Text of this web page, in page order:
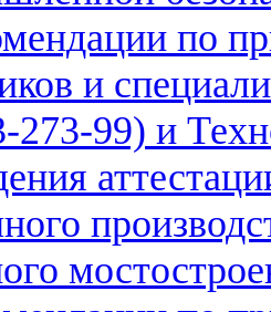
по
и
99) и